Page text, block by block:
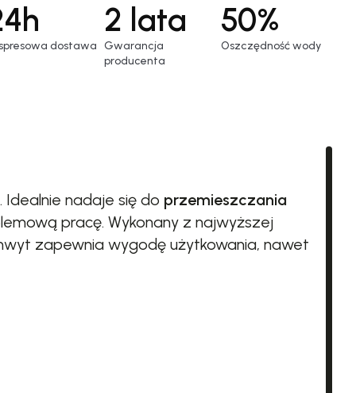
dostawa
2 lata
Gwarancja
producenta
50%
Oszczędność wody
nadaje się do przemieszczania
pracę. Wykonany z najwyższej
zapewnia wygodę użytkowania, nawet